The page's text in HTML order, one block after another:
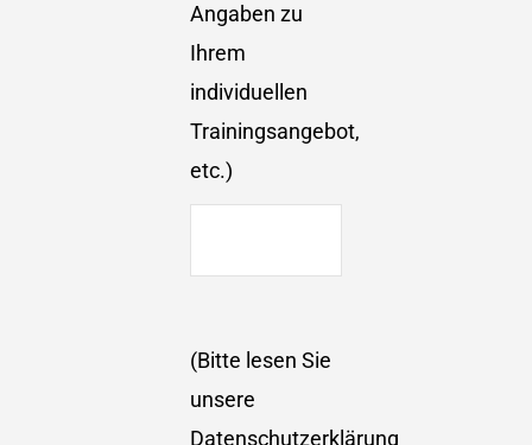
Angaben zu
Ihrem
individuellen
Trainingsangebot,
etc.)
(Bitte lesen Sie
unsere
Datenschutzerklärung